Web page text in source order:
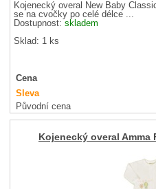
Kojenecký overal New Baby
se na cvočky po celé délce ...
Dostupnost:skladem
Sklad: 1 ks
Cena
Sleva
Původní cena
Kojenecký overal